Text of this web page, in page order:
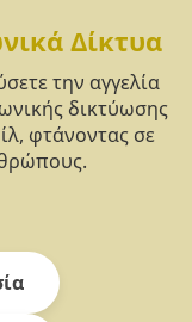
Δίκτυα
την αγγελία
δικτύωσης
φτάνοντας σε